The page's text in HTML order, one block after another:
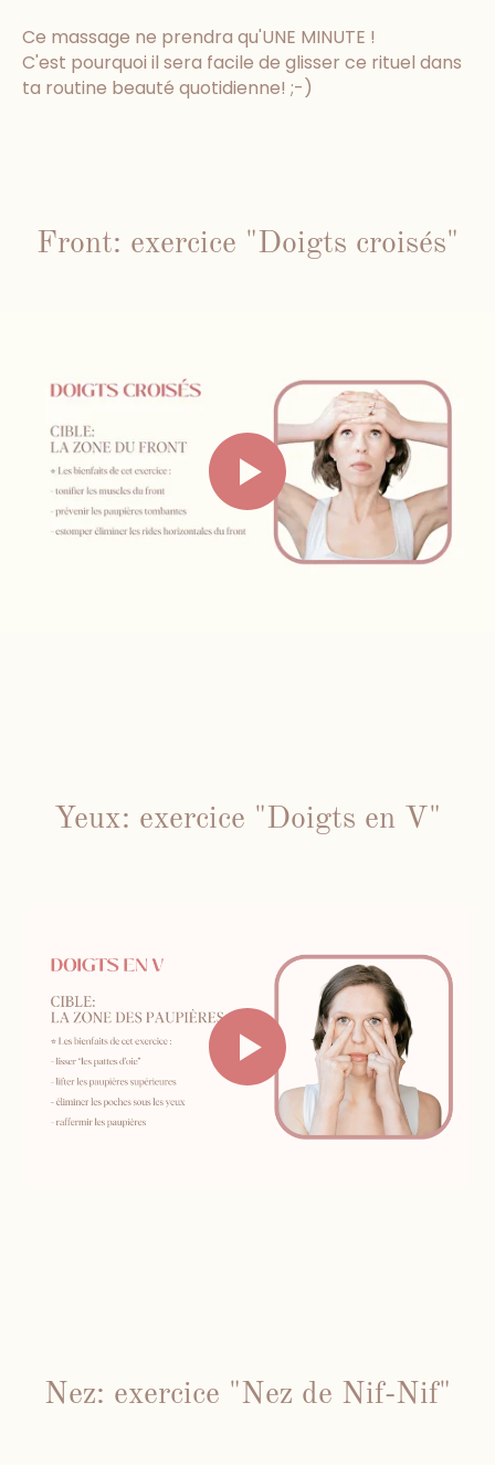
Ce massage ne prendra qu'UNE MINUTE !
C'est pourquoi il sera facile de glisser ce rituel dans
ta routine beauté quotidienne! ;-)
Front: exercice "Doigts croisés"
Yeux: exercice "Doigts en V"
Nez: exercice "Nez de Nif-Nif"